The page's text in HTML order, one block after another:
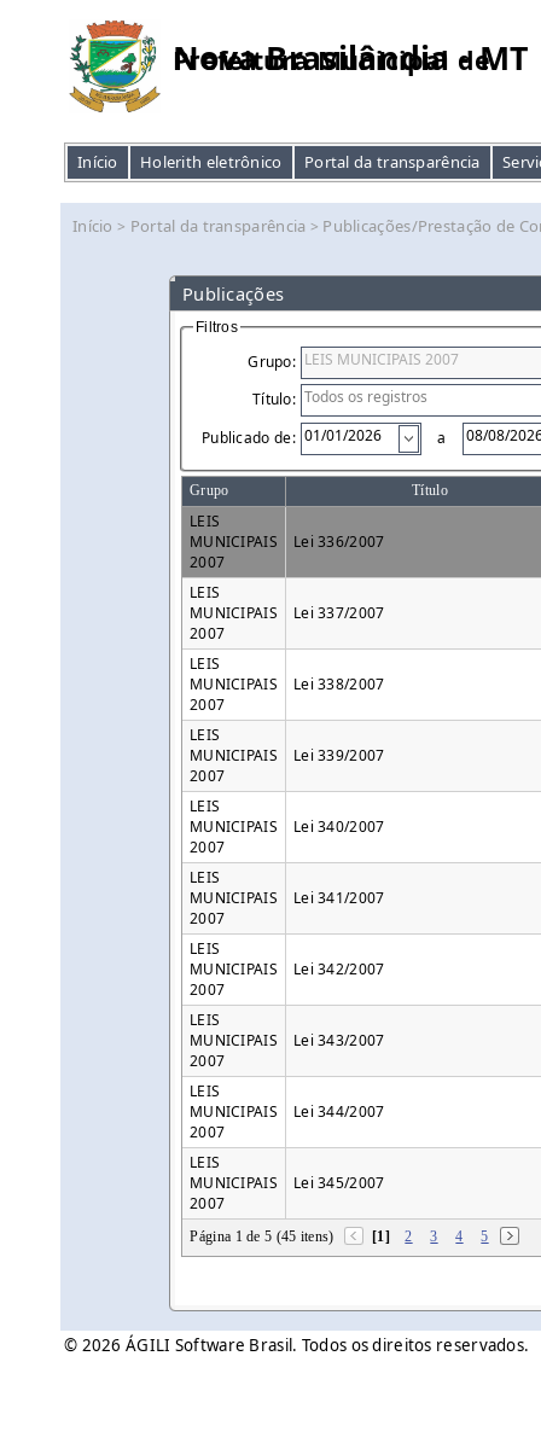
Prefeitura Municipal de
Nova Brasilândia - MT
Início Holerith eletrônico Portal da transparência
Início > Portal da transparência > Publicações/Prestação de
Publicações
Filtros
Grupo:
Título:
Publicado de:
a
Grupo Título
LEIS
MUNICIPAIS
2007
Lei 336/2007
LEIS
MUNICIPAIS
2007
Lei 337/2007
LEIS
MUNICIPAIS
2007
Lei 338/2007
LEIS
MUNICIPAIS
2007
Lei 339/2007
LEIS
MUNICIPAIS
2007
Lei 340/2007
LEIS
MUNICIPAIS
2007
Lei 341/2007
LEIS
MUNICIPAIS
2007
Lei 342/2007
LEIS
MUNICIPAIS
2007
Lei 343/2007
LEIS
MUNICIPAIS
2007
Lei 344/2007
LEIS
MUNICIPAIS
2007
Lei 345/2007
Página 1 de 5 (45 itens) [1] 2 3 4 5
© 2026 ÁGILI Software Brasil. Todos os direitos reservados.